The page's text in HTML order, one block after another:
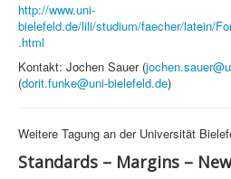
http://www.uni-
bielefeld.de/lili/studium/faecher/latein/
.html
Kontakt: Jochen Sauer (
(dorit.funke@uni-bielefeld.de)
Weitere Tagung an der Universität
Standards – Margins –